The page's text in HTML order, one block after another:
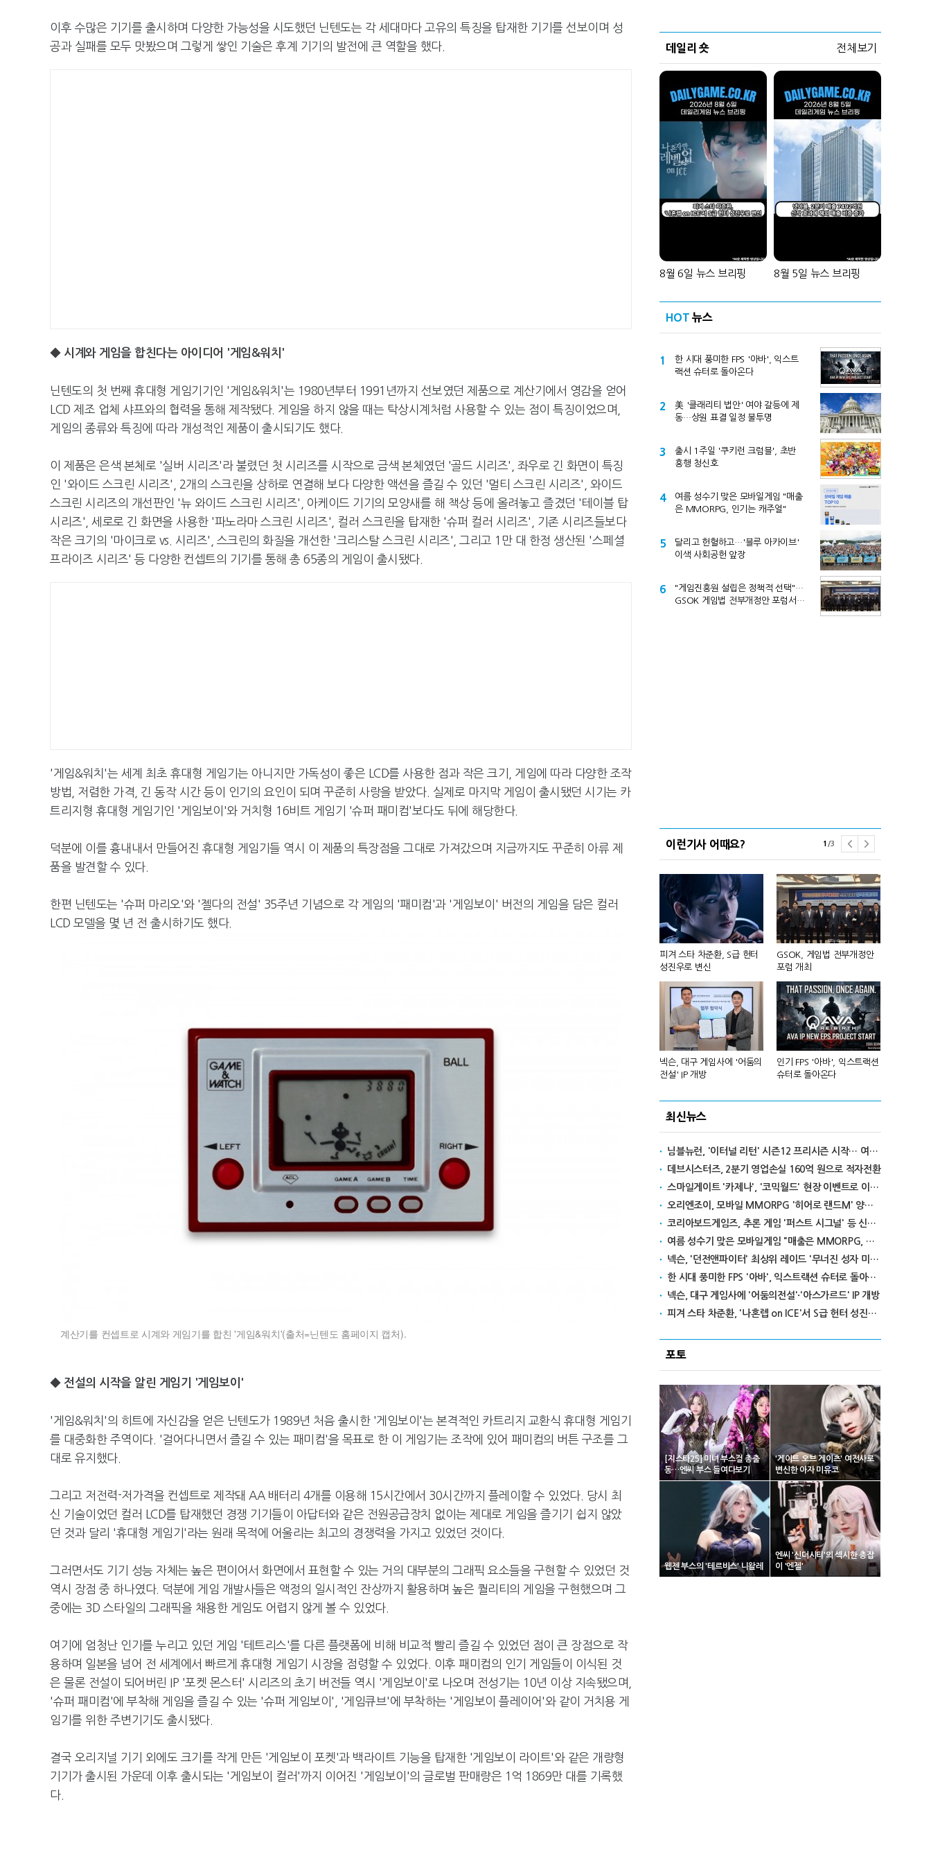
이후 수많은 기기를 출시하며 다양한 가능성을 시도했던 닌텐도는 각 세대마다 고유의 특징을 탑재한 기기를 선보이며 성
공과 실패를 모두 맛봤으며 그렇게 쌓인 기술은 후계 기기의 발전에 큰 역할을 했다.
◆ 시계와 게임을 합친다는 아이디어 '게임&워치'
닌텐도의 첫 번째 휴대형 게임기기인 '게임&워치'는 1980년부터 1991년까지 선보였던 제품으로 계산기에서 영감을 얻어
LCD 제조 업체 샤프와의 협력을 통해 제작됐다. 게임을 하지 않을 때는 탁상시계처럼 사용할 수 있는 점이 특징이었으며,
게임의 종류와 특징에 따라 개성적인 제품이 출시되기도 했다.
이 제품은 은색 본체로 '실버 시리즈'라 불렸던 첫 시리즈를 시작으로 금색 본체였던 '골드 시리즈', 좌우로 긴 화면이 특징
인 '와이드 스크린 시리즈', 2개의 스크린을 상하로 연결해 보다 다양한 액션을 즐길 수 있던 '멀티 스크린 시리즈', 와이드
스크린 시리즈의 개선판인 '뉴 와이드 스크린 시리즈', 아케이드 기기의 모양새를 해 책상 등에 올려놓고 즐겼던 '테이블 탑
시리즈', 세로로 긴 화면을 사용한 '파노라마 스크린 시리즈', 컬러 스크린을 탑재한 '슈퍼 컬러 시리즈', 기존 시리즈들보다
작은 크기의 '마이크로 vs. 시리즈', 스크린의 화질을 개선한 '크리스탈 스크린 시리즈', 그리고 1만 대 한정 생산된 '스페셜
프라이즈 시리즈' 등 다양한 컨셉트의 기기를 통해 총 65종의 게임이 출시됐다.
'게임&워치'는 세계 최초 휴대형 게임기는 아니지만 가독성이 좋은 LCD를 사용한 점과 작은 크기, 게임에 따라 다양한 조작
방법, 저렴한 가격, 긴 동작 시간 등이 인기의 요인이 되며 꾸준히 사랑을 받았다. 실제로 마지막 게임이 출시됐던 시기는 카
트리지형 휴대형 게임기인 '게임보이'와 거치형 16비트 게임기 '슈퍼 패미컴'보다도 뒤에 해당한다.
덕분에 이를 흉내내서 만들어진 휴대형 게임기들 역시 이 제품의 특장점을 그대로 가져갔으며 지금까지도 꾸준히 아류 제
품을 발견할 수 있다.
한편 닌텐도는 '슈퍼 마리오'와 '젤다의 전설' 35주년 기념으로 각 게임의 '패미컴'과 '게임보이' 버전의 게임을 담은 컬러
LCD 모델을 몇 년 전 출시하기도 했다.
계산기를 컨셉트로 시계와 게임기를 합친 '게임&워치'(출처=닌텐도 홈페이지 캡처).
◆ 전설의 시작을 알린 게임기 '게임보이'
'게임&워치'의 히트에 자신감을 얻은 닌텐도가 1989년 처음 출시한 '게임보이'는 본격적인 카트리지 교환식 휴대형 게임기
를 대중화한 주역이다. '걸어다니면서 즐길 수 있는 패미컴'을 목표로 한 이 게임기는 조작에 있어 패미컴의 버튼 구조를 그
대로 유지했다.
그리고 저전력-저가격을 컨셉트로 제작돼 AA 배터리 4개를 이용해 15시간에서 30시간까지 플레이할 수 있었다. 당시 최
신 기술이었던 컬러 LCD를 탑재했던 경쟁 기기들이 아답터와 같은 전원공급장치 없이는 제대로 게임을 즐기기 쉽지 않았
던 것과 달리 '휴대형 게임기'라는 원래 목적에 어울리는 최고의 경쟁력을 가지고 있었던 것이다.
그러면서도 기기 성능 자체는 높은 편이어서 화면에서 표현할 수 있는 거의 대부분의 그래픽 요소들을 구현할 수 있었던 것
역시 장점 중 하나였다. 덕분에 게임 개발사들은 액정의 일시적인 잔상까지 활용하며 높은 퀄리티의 게임을 구현했으며 그
중에는 3D 스타일의 그래픽을 채용한 게임도 어렵지 않게 볼 수 있었다.
여기에 엄청난 인기를 누리고 있던 게임 '테트리스'를 다른 플랫폼에 비해 비교적 빨리 즐길 수 있었던 점이 큰 장점으로 작
용하며 일본을 넘어 전 세계에서 빠르게 휴대형 게임기 시장을 점령할 수 있었다. 이후 패미컴의 인기 게임들이 이식된 것
은 물론 전설이 되어버린 IP '포켓 몬스터' 시리즈의 초기 버전들 역시 '게임보이'로 나오며 전성기는 10년 이상 지속됐으며,
'슈퍼 패미컴'에 부착해 게임을 즐길 수 있는 '슈퍼 게임보이', '게임큐브'에 부착하는 '게임보이 플레이어'와 같이 거치용 게
임기를 위한 주변기기도 출시됐다.
결국 오리지널 기기 외에도 크기를 작게 만든 '게임보이 포켓'과 백라이트 기능을 탑재한 '게임보이 라이트'와 같은 개량형
기기가 출시된 가운데 이후 출시되는 '게임보이 컬러'까지 이어진 '게임보이'의 글로벌 판매량은 1억 1869만 대를 기록했
다.
데일리 숏 전체보기
8월 6일 뉴스 브리핑 8월 5일 뉴스 브리핑
HOT 뉴스
1
한 시대 풍미한 FPS '아바', 익스트
랙션 슈터로 돌아온다
2
美 '클래리티 법안' 여야 갈등에 제
동…상원 표결 일정 불투명
3
출시 1주일 '쿠키런 크럼블', 초반
흥행 청신호
4
여름 성수기 맞은 모바일게임 "매출
은 MMORPG, 인기는 캐주얼"
5
달리고 헌혈하고…'블루 아카이브'
이색 사회공헌 앞장
6
"게임진흥원 설립은 정책적 선택"…
GSOK 게임법 전부개정안 포럼서
이런기사 어때요? 1 /3
넥써쓰, 원스토어 인수로 흑
피겨 스타 차준환, S급 헌터
성진우로 변신
GSOK, 게임법 전부개정안
포럼 개최
넥슨, 대구 게임사에 '어둠의
전설' IP 개방
인기 FPS '아바', 익스트랙션
슈터로 돌아온다
최신뉴스
님블뉴런, '이터널 리턴' 시즌12 프리시즌 시작… 여름 테마 스킨도 출시
데브시스터즈, 2분기 영업손실 160억 원으로 적자전환
스마일게이트 '카제나', '코믹월드' 현장 이벤트로 이용자와 만난다
오리엔조이, 모바일 MMORPG '히어로 랜드M' 양대 마켓 출시
코리아보드게임즈, 추론 게임 '퍼스트 시그널' 등 신작 보드게임 4종 출시
여름 성수기 맞은 모바일게임 "매출은 MMORPG, 인기는 캐주얼"
넥슨, '던전앤파이터' 최상위 레이드 '무너진 성자 미카엘라' 업데이트
한 시대 풍미한 FPS '아바', 익스트랙션 슈터로 돌아온다
넥슨, 대구 게임사에 '어둠의전설'·'아스가르드' IP 개방
피겨 스타 차준환, '나혼렙 on ICE'서 S급 헌터 성진우로 변신
포토
[지스타25] 미녀 부스걸 총출
동…엔씨 부스 들여다보기
'게이트 오브 게이츠' 여전사로
변신한 아자 미유코
웹젠 부스의 '테르비스' 니왈레
엔씨 '신더시티'의 섹시한 총잡
이 '엔젤'